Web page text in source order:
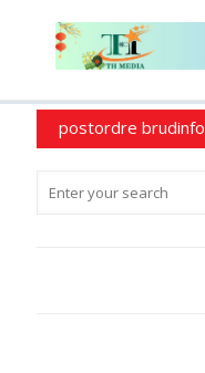
postordre brudinfo